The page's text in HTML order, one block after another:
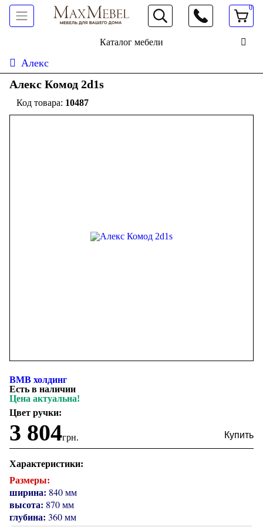
066 472 19 61
0
Каталог мебели
Алекс
Алекс Комод 2d1s
10487
ВМВ холдинг
Есть в наличии
Цена актуальна!
Цвет ручки:
3 804грн.
Характеристики:
Размеры:
ширина: 840 мм
высота: 870 мм
глубина: 360 мм